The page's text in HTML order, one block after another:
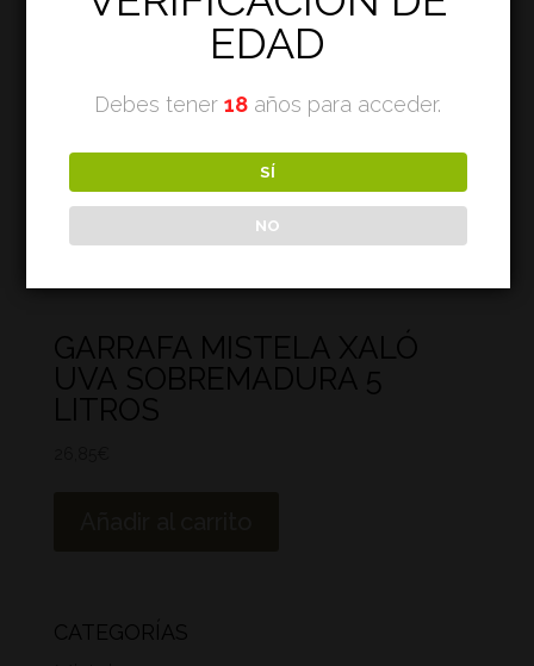
GARRAFA MISTELA XALÓ
UVA SOBREMADURA 5
LITROS
CATEGORÍAS
EDAD
Debes tener18 años para acceder.
SÍ
NO